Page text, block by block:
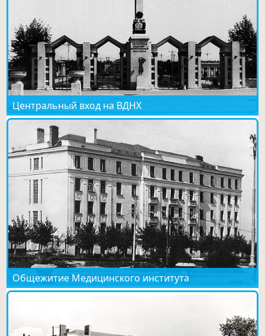
Центральный вход на ВДНХ
Общежитие Медицинского института